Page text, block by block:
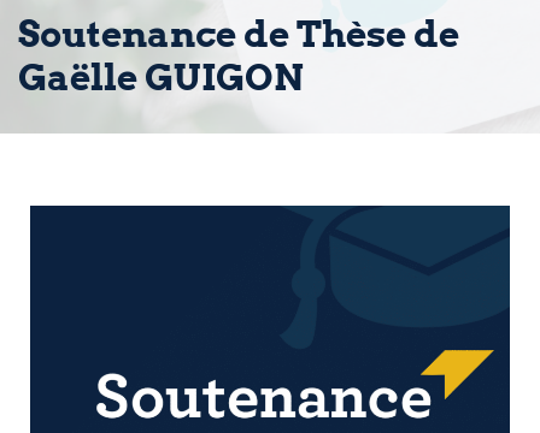
Soutenance de Thèse de
Gaëlle GUIGON